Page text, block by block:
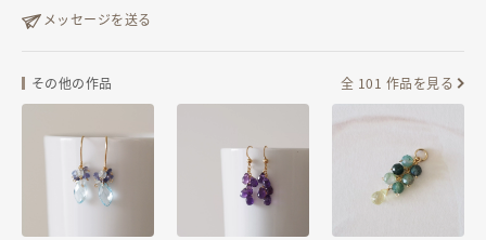
リンクをコピー
メッセージを送る
その他の作品 全 101 作品を見る